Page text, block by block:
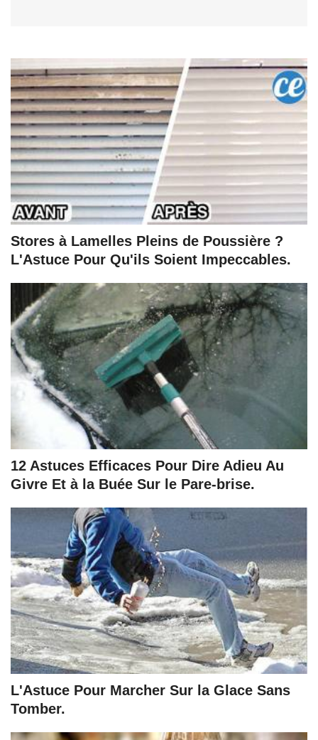
Stores à Lamelles Pleins de Poussière ?
L'Astuce Pour Qu'ils Soient Impeccables.
12 Astuces Efficaces Pour Dire Adieu Au
Givre Et à la Buée Sur le Pare-brise.
L'Astuce Pour Marcher Sur la Glace Sans
Tomber.